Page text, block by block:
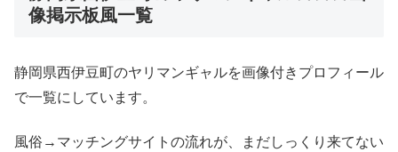
像掲示板風一覧
静岡県西伊豆町のヤリマンギャルを画像付きプロフィール
で一覧にしています。
風俗→マッチングサイトの流れが、まだしっくり来てない